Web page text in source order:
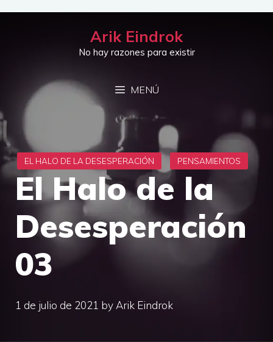
Saltar
Arik Eindrok
No hay razones para existir
MENÚ
El Halo de la
Desesperación
03
1 de julio de 2021 by Arik Eindrok